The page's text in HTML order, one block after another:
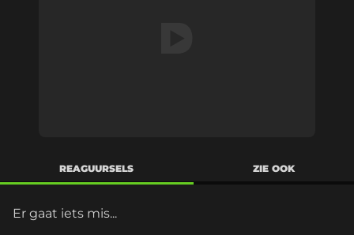
REAGUURSELS ZIE OOK
Er gaat iets mis...